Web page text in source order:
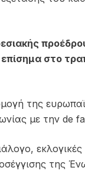
στο
της
με την de
εκλογικές
της